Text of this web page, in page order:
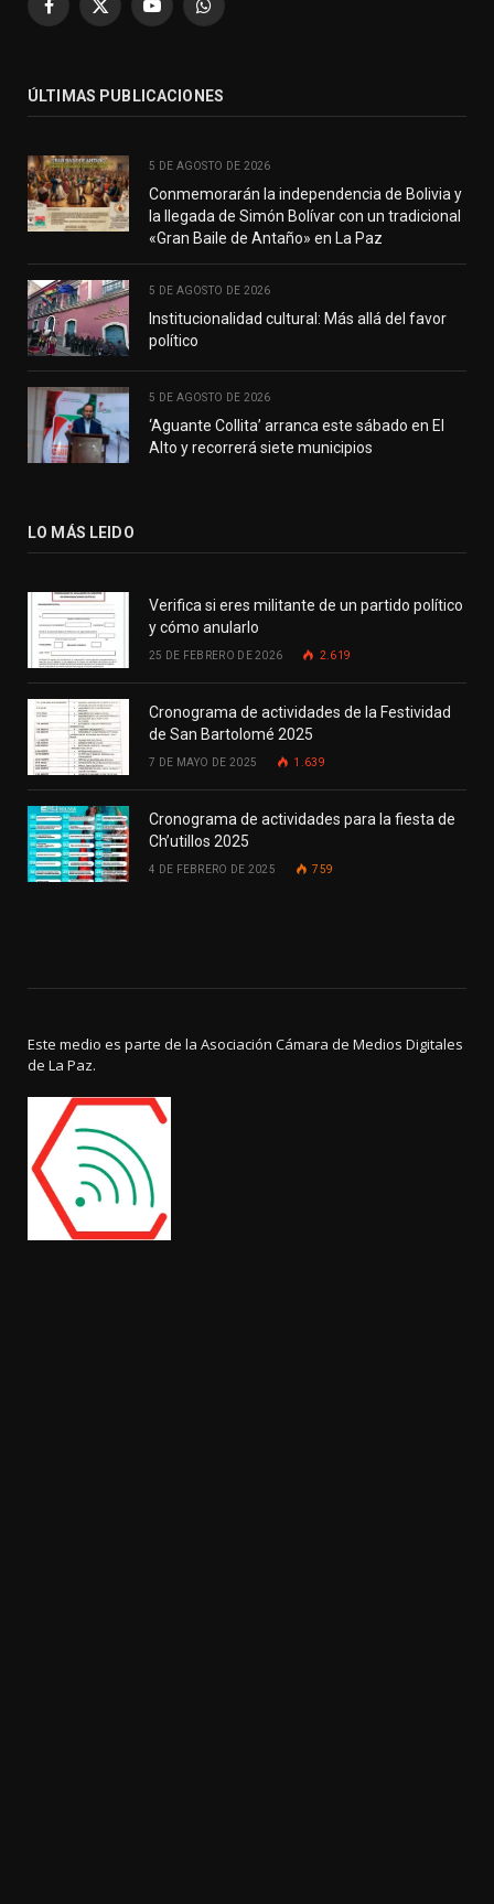
Facebook
X
YouTubeWhatsApp
ÚLTIMAS PUBLICACIONES
5 DE AGOSTO DE 2026
Conmemorarán la independencia de Bolivia y
la llegada de Simón Bolívar con un tradicional
«Gran Baile de Antaño» en La Paz
5 DE AGOSTO DE 2026
Institucionalidad cultural: Más allá del favor
político
5 DE AGOSTO DE 2026
‘Aguante Collita’ arranca este sábado en El
Alto y recorrerá siete municipios
LO MÁS LEIDO
Verifica si eres militante de un partido político
y cómo anularlo
25 DE FEBRERO DE 2026 2.619
Cronograma de actividades de la Festividad
de San Bartolomé 2025
7 DE MAYO DE 2025 1.639
Cronograma de actividades para la fiesta de
Ch’utillos 2025
4 DE FEBRERO DE 2025 759
Este medio es parte de la Asociación Cámara de Medios Digitales
de La Paz.